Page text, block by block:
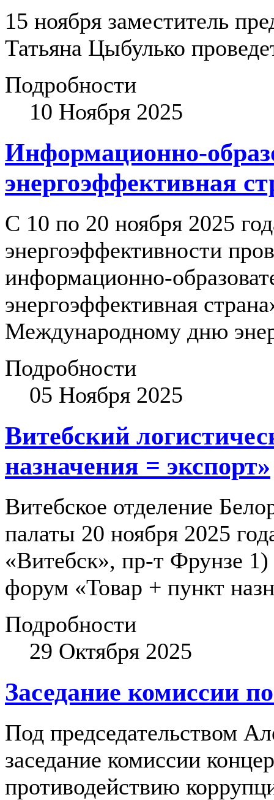
15 ноября заместитель
Татьяна Цыбулько
Подробности
10 Ноября 2025
Информационно-
энергоэффективная
С 10 по 20 ноября 2025
энергоэффективности
информационно-
энергоэффективная
Международному дню
Подробности
05 Ноября 2025
Витебский
назначения = экспорт»
Витебское отделение
палаты 20 ноября 2025
«Витебск», пр-т Фрунзе
форум «Товар + пункт
Подробности
29 Октября 2025
Заседание комиссии
Под председательством
заседание комиссии
противодействию